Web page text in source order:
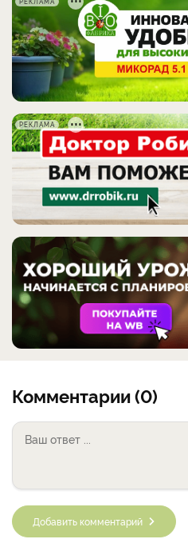
РЕКЛАМА
Комментарии (0)
Добавить комментарий